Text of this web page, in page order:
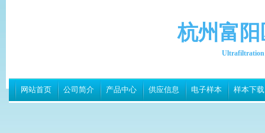
杭州富
Ultrafiltration
网站首页 公司简介 产品中心 供应信息 电子样本 样本下载